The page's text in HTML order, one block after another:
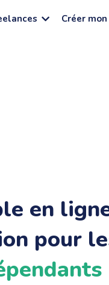
Créer
en
pour